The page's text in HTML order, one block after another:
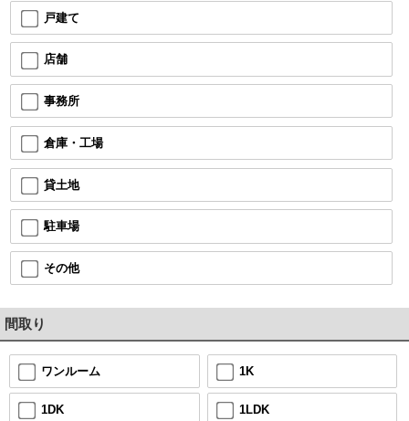
戸建て
店舗
事務所
倉庫・工場
貸土地
駐車場
その他
間取り
ワンルーム 1K
1DK 1LDK